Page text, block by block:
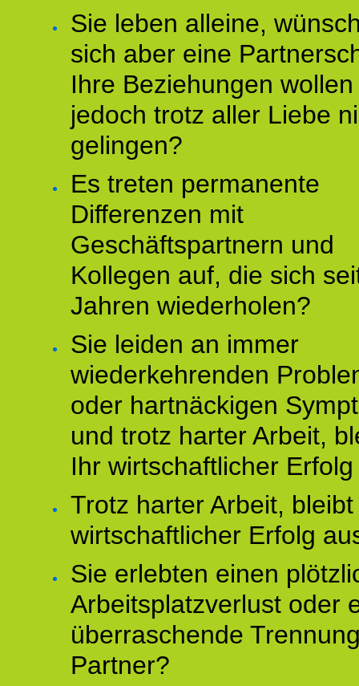
Sie leben alleine,
sich aber eine
Ihre Beziehungen wollen
jedoch trotz aller Liebe
gelingen?
Es treten permanente
Differenzen mit
Geschäftspartnern und
Kollegen auf, die sich
Jahren wiederholen?
Sie leiden an immer
wiederkehrenden
oder hartnäckigen
und trotz harter Arbeit,
Ihr wirtschaftlicher
Trotz harter Arbeit,
wirtschaftlicher Erfolg
Sie erlebten einen
Arbeitsplatzverlust oder
überraschende
Partner?